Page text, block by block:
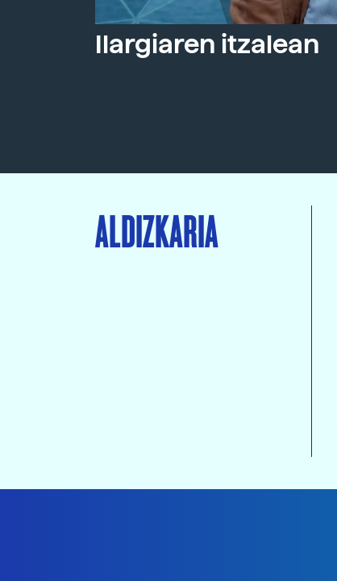
Ilargiaren itzalean
ALDIZKARIA